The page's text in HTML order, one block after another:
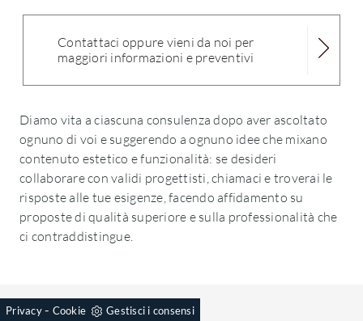
Contattaci oppure vieni da noi per
maggiori informazioni e preventivi
Diamo vita a ciascuna consulenza dopo aver ascoltato
ognuno di voi e suggerendo a ognuno idee che mixano
contenuto estetico e funzionalità: se desideri
collaborare con validi progettisti, chiamaci e troverai le
risposte alle tue esigenze, facendo affidamento su
proposte di qualità superiore e sulla professionalità che
ci contraddistingue.
Privacy- Cookie Gestisci i consensi